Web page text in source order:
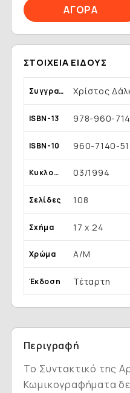
ΣΤΟΙΧΕΊΑ ΕΊΔΟΥΣ
Συγγραφέας Χρίστος
ISBN-13 978-960-
ISBN-10 960-7140-
Κυκλοφορία 03/1994
Σελίδες 108
Σχήμα 17 x 24
Χρώμα Α/Μ
Έκδοση Τέταρτη
Περιγραφή
Tο Συντακτικό της
Kωμικογραφήματα